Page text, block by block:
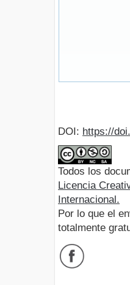
DOI: https://
Todos los
Licencia
Internacional.
Por lo que el
totalmente